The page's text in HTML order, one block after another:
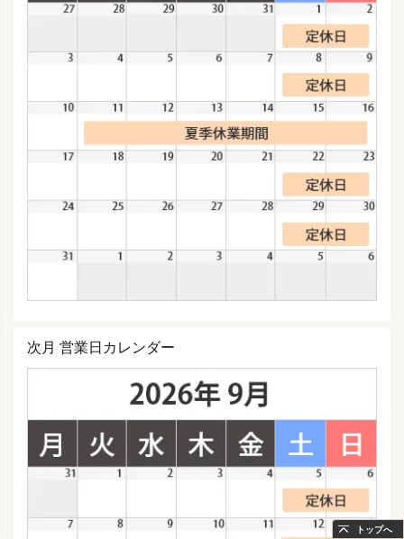
次月 営業日カレンダー
トップへ